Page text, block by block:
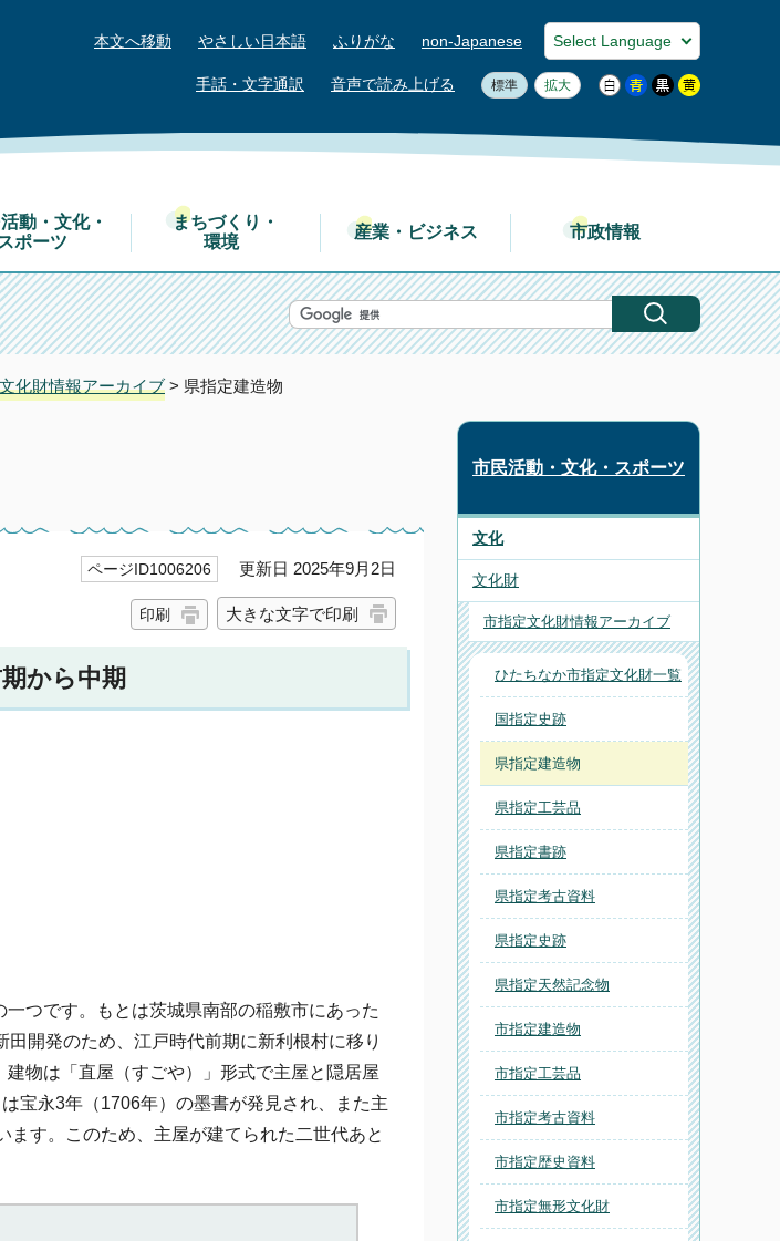
本文へ移動 やさしい日本語 ふりがな non-Japanese
手話・文字通訳 音声で読み上げる 標準 拡大
活動・文化・
スポーツ
まちづくり・
環境
産業・ビジネス 市政情報
化財情報アーカイブ > 県指定建造物
ページID1006206 更新日 2025年9月2日
印刷 大きな文字で印刷
から中期
つです。もとは茨城県南部の稲敷市にあった
開発のため、江戸時代前期に新利根村に移り
物は「直屋（すごや）」形式で主屋と隠居屋
宝永3年（1706年）の墨書が発見され、また主
す。このため、主屋が建てられた二世代あと
市民活動・文化・スポーツ
文化
文化財
市指定文化財情報アーカイブ
ひたちなか市指定文化財一覧
国指定史跡
県指定建造物
県指定工芸品
県指定書跡
県指定考古資料
県指定史跡
県指定天然記念物
市指定建造物
市指定工芸品
市指定考古資料
市指定歴史資料
市指定無形文化財